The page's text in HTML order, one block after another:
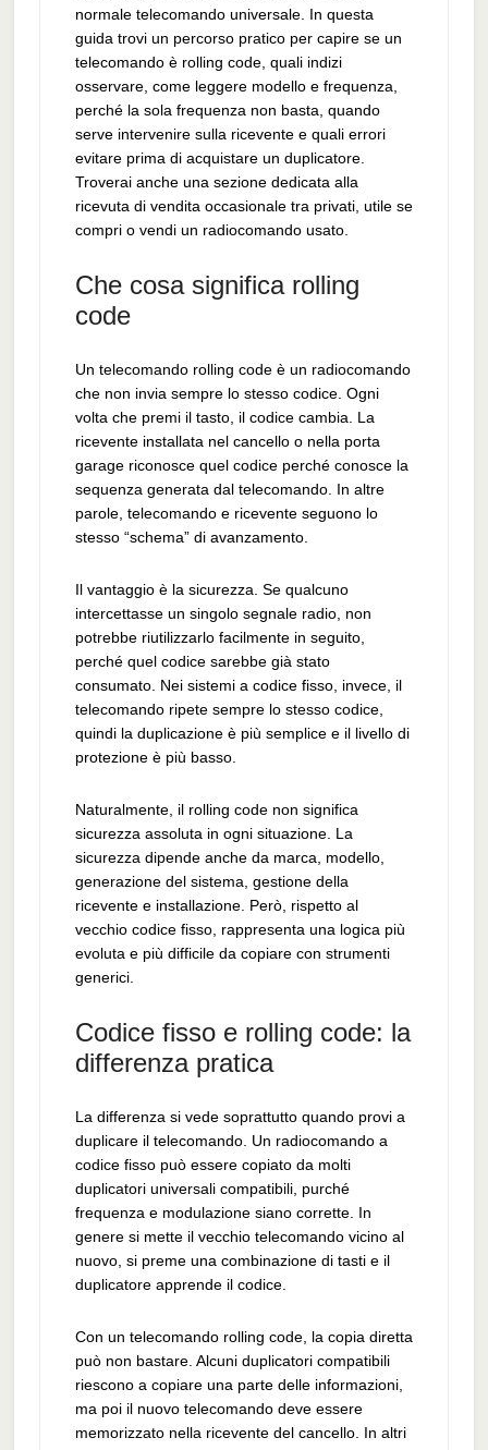
normale telecomando universale. In questa
guida trovi un percorso pratico per capire se un
telecomando è rolling code, quali indizi
osservare, come leggere modello e frequenza,
perché la sola frequenza non basta, quando
serve intervenire sulla ricevente e quali errori
evitare prima di acquistare un duplicatore.
Troverai anche una sezione dedicata alla
ricevuta di vendita occasionale tra privati, utile se
compri o vendi un radiocomando usato.
Che cosa significa rolling
code
Un telecomando rolling code è un radiocomando
che non invia sempre lo stesso codice. Ogni
volta che premi il tasto, il codice cambia. La
ricevente installata nel cancello o nella porta
garage riconosce quel codice perché conosce la
sequenza generata dal telecomando. In altre
parole, telecomando e ricevente seguono lo
stesso “schema” di avanzamento.
Il vantaggio è la sicurezza. Se qualcuno
intercettasse un singolo segnale radio, non
potrebbe riutilizzarlo facilmente in seguito,
perché quel codice sarebbe già stato
consumato. Nei sistemi a codice fisso, invece, il
telecomando ripete sempre lo stesso codice,
quindi la duplicazione è più semplice e il livello di
protezione è più basso.
Naturalmente, il rolling code non significa
sicurezza assoluta in ogni situazione. La
sicurezza dipende anche da marca, modello,
generazione del sistema, gestione della
ricevente e installazione. Però, rispetto al
vecchio codice fisso, rappresenta una logica più
evoluta e più difficile da copiare con strumenti
generici.
Codice fisso e rolling code: la
differenza pratica
La differenza si vede soprattutto quando provi a
duplicare il telecomando. Un radiocomando a
codice fisso può essere copiato da molti
duplicatori universali compatibili, purché
frequenza e modulazione siano corrette. In
genere si mette il vecchio telecomando vicino al
nuovo, si preme una combinazione di tasti e il
duplicatore apprende il codice.
Con un telecomando rolling code, la copia diretta
può non bastare. Alcuni duplicatori compatibili
riescono a copiare una parte delle informazioni,
ma poi il nuovo telecomando deve essere
memorizzato nella ricevente del cancello. In altri